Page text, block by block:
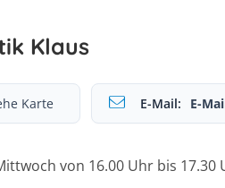
Klaus
Karte E-Mail: E-
von 16.00 Uhr bis